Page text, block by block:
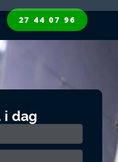
27 44 07 96
dag